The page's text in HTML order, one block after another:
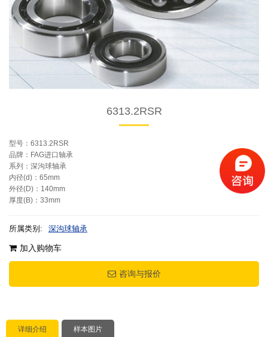
6313.2RSR
型号：6313.2RSR
品牌：FAG进口轴承
系列：深沟球轴承
内径(d)：65mm
外径(D)：140mm
厚度(B)：33mm
所属类别: 深沟球轴承
加入购物车
咨询与报价
详细介绍 样本图片